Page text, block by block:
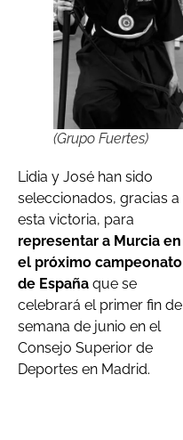
(Grupo Fuertes)
Lidia y José han sido
seleccionados, gracias a
esta victoria, para
representar a Murcia en
el próximo campeonato
de España que se
celebrará el primer fin de
semana de junio en el
Consejo Superior de
Deportes en Madrid.